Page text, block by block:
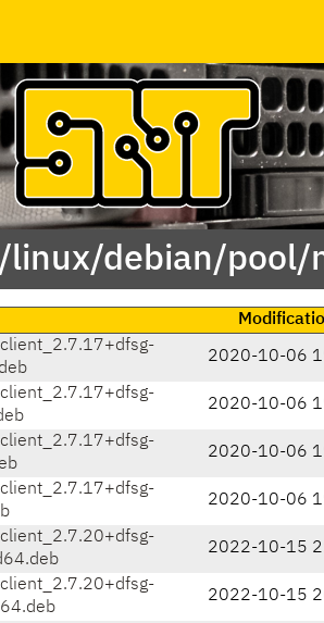
debian/pool/
2020-10-06
2020-10-06
2020-10-06
2020-10-06
2022-10-15
2022-10-15